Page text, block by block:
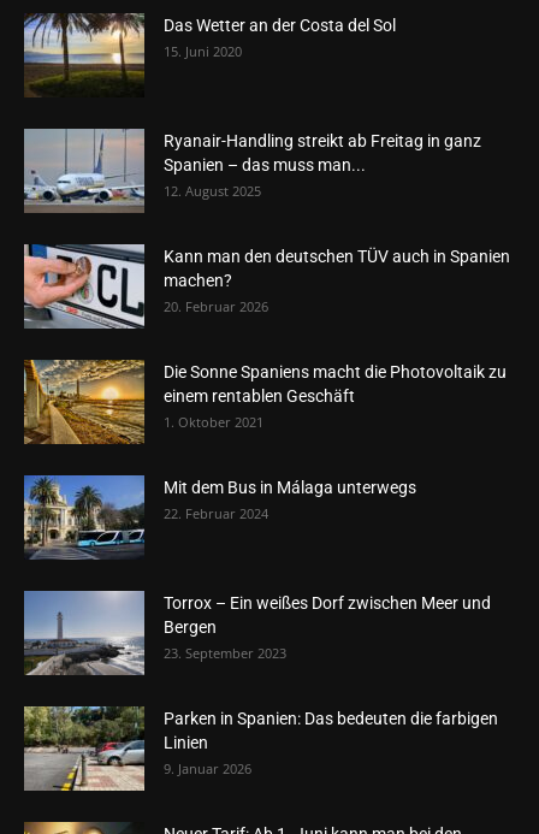
Das Wetter an der Costa del Sol
15. Juni 2020
Ryanair-Handling streikt ab Freitag in ganz
Spanien – das muss man...
12. August 2025
Kann man den deutschen TÜV auch in Spanien
machen?
20. Februar 2026
Die Sonne Spaniens macht die Photovoltaik zu
einem rentablen Geschäft
1. Oktober 2021
Mit dem Bus in Málaga unterwegs
22. Februar 2024
Torrox – Ein weißes Dorf zwischen Meer und
Bergen
23. September 2023
Parken in Spanien: Das bedeuten die farbigen
Linien
9. Januar 2026